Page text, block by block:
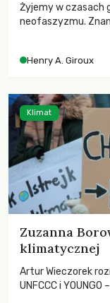
Żyjemy w czasach
neofaszyzmu.
wychowają
Henry A. Giroux
Zuzanna
klimatycznej
Artur Wieczorek
UNFCCC i
Klimat